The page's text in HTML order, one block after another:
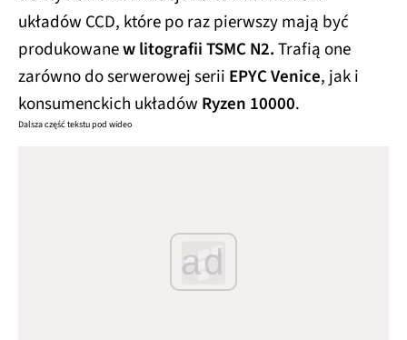
układów CCD, które po raz pierwszy mają być
produkowanew litografii TSMC N2.Trafią one
zarówno do serwerowej serii EPYC Venice, jak i
konsumenckich układów Ryzen 10000.
Dalsza część tekstu pod wideo
ad